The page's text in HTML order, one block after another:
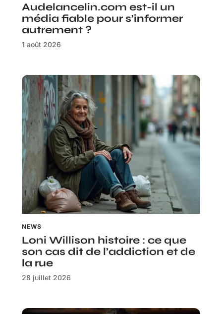
Audelancelin.com est-il un
média fiable pour s’informer
autrement ?
1 août 2026
NEWS
Loni Willison histoire : ce que
son cas dit de l’addiction et de
la rue
28 juillet 2026